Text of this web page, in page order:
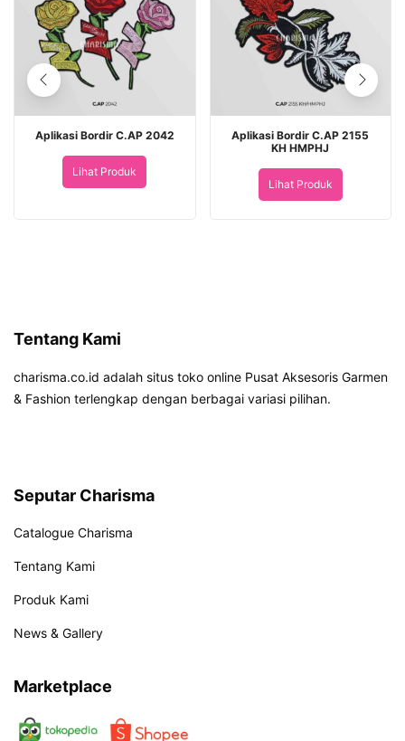
Aplikasi Bordir C.AP 2042
Lihat Produk
Aplikasi Bordir C.AP 2155
KH HMPHJ
Lihat Produk
Tentang Kami
charisma.co.id adalah situs toko online Pusat Aksesoris Garmen
& Fashion terlengkap dengan berbagai variasi pilihan.
Seputar Charisma
Catalogue Charisma
Tentang Kami
Produk Kami
News & Gallery
Marketplace